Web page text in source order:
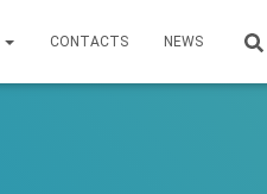
CONTACTS NEWS